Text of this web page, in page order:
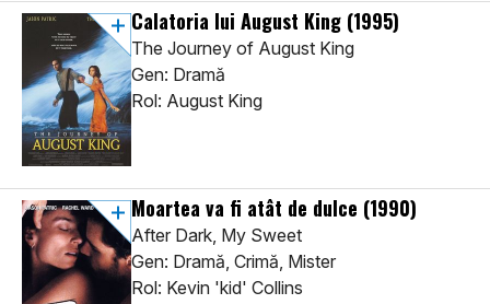
Calatoria lui August King (1995)
The Journey of August King
Gen: Dramă
Rol: August King
Moartea va fi atât de dulce (1990)
After Dark, My Sweet
Gen: Dramă, Crimă, Mister
Rol: Kevin 'kid' Collins